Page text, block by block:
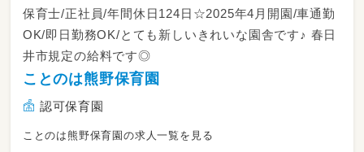
・お子様に対する療育（個別支援・集団支援）
・宿題の補助
・送迎業務（送迎車はノアです）
【1日の流れ（一例）】
など
15:00～ 宿題の補助・おやつ・自由遊び
保育士/正社員/年間休日124日☆2025年4月開園/車通勤
OK/即日勤務OK/とても新しいきれいな園舎です♪ 春日
井市規定の給料です◎
ことのは熊野保育園
認可保育園
ことのは熊野保育園の求人一覧を見る